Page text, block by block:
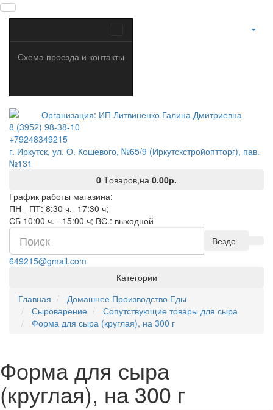
Схема проезда и контакты
8 (3952) 98-38-10
+79248349215
г. Иркутск, ул. О. Кошевого, №65/9 (Иркутскстройоптторг), пав.
№131
0 Tоваров,на 0.00р.
График работы магазина:
ПН - ПТ: 8:30 ч.- 17:30 ч;
СБ 10:00 ч. - 15:00 ч; ВС.: выходной
Везде
649215@gmail.com
Категории
Главная
Домашнее Производство Еды
Сыроварение
Сопутствующие товары для сыра
Форма для сыра (круглая), на 300 г
Форма для сыра
(круглая), на 300 г